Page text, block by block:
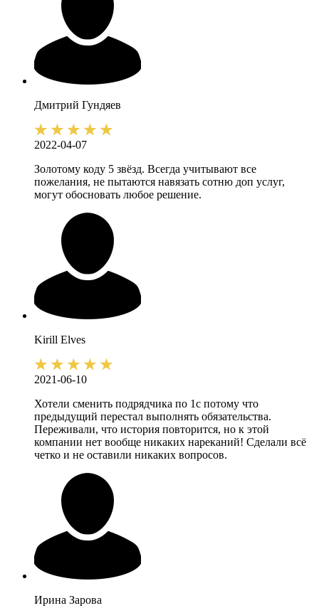
Дмитрий Гундяев
2022-04-07
Золотому коду 5 звёзд. Всегда учитывают все
пожелания, не пытаются навязать сотню доп услуг,
могут обосновать любое решение.
Kirill Elves
2021-06-10
Хотели сменить подрядчика по 1с потому что
предыдущий перестал выполнять обязательства.
Переживали, что история повторится, но к этой
компании нет вообще никаких нареканий! Сделали всё
четко и не оставили никаких вопросов.
Ирина Зарова